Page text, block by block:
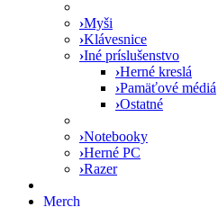
›Myši
›Klávesnice
›Iné príslušenstvo
›Herné kreslá
›Pamäťové médiá
›Ostatné
›Notebooky
›Herné PC
›Razer
Merch